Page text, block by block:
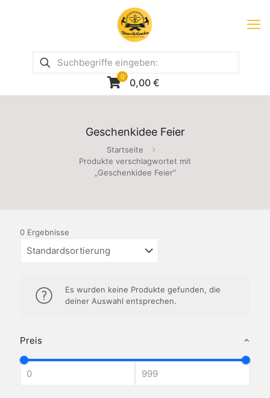
0 0,00 €
Geschenkidee Feier
Startseite
Produkte verschlagwortet mit
„Geschenkidee Feier“
Preis
0 Ergebnisse
Es wurden keine Produkte gefunden, die
deiner Auswahl entsprechen.